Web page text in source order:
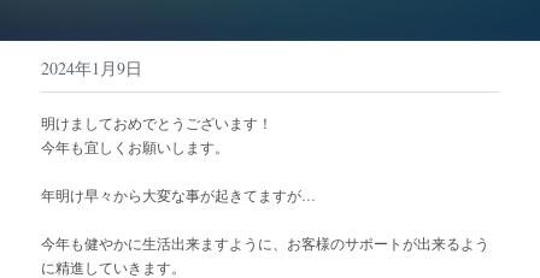
検索
お問い合わせ
2024年1月9日
明けましておめでとうございます！
今年も宜しくお願いします。
年明け早々から大変な事が起きてますが…
今年も健やかに生活出来ますように、お客様のサポートが出来るよう
に精進していきます。